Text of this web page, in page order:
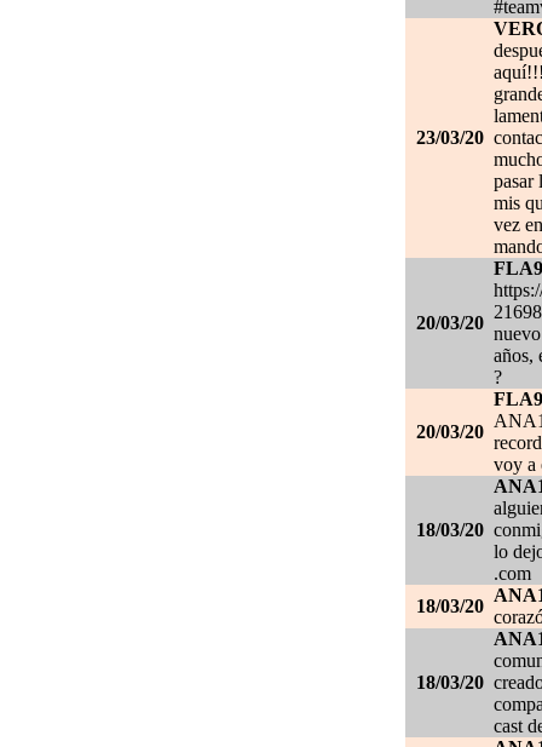
23/03/20
pasar
mis
vez
20/03/20
años,
?
20/03/20
voy a
18/03/20
lo
.com
18/03/20
18/03/20
cast